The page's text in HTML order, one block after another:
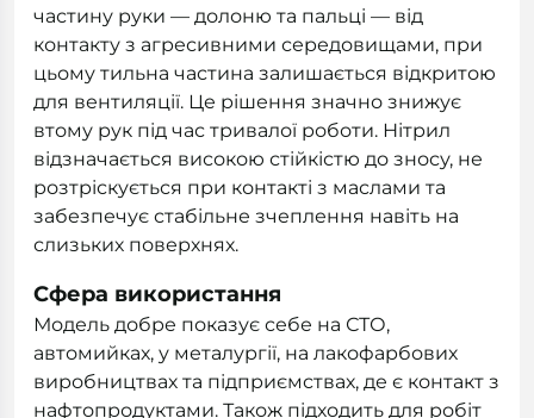
частину руки — долоню та пальці — від
контакту з агресивними середовищами, при
цьому тильна частина залишається відкритою
для вентиляції. Це рішення значно знижує
втому рук під час тривалої роботи. Нітрил
відзначається високою стійкістю до зносу, не
розтріскується при контакті з маслами та
забезпечує стабільне зчеплення навіть на
слизьких поверхнях.
Сфера використання
Модель добре показує себе на СТО,
автомийках, у металургії, на лакофарбових
виробництвах та підприємствах, де є контакт з
нафтопродуктами. Також підходить для робіт